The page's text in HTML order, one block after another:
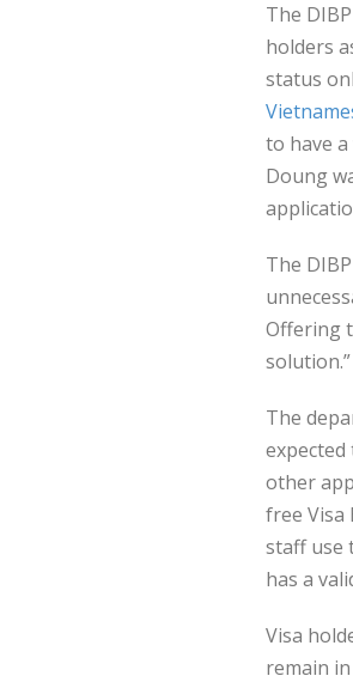
The
holders
status
to have
Doung
The
Offering
solution.”
The
other
free Visa
staff use
has a
Visa
remain